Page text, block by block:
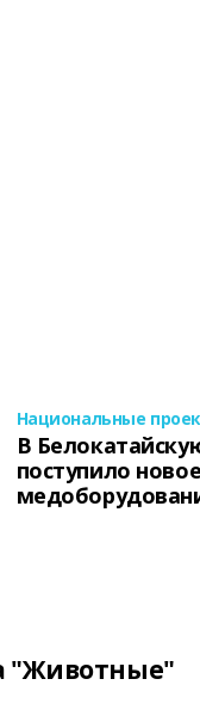
Национальные
В
поступило новое
"Животные"